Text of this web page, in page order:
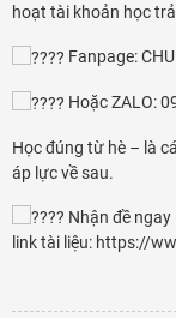
hoạt tài khoản học
Fanpage:
Hoặc ZALO:
Học đúng từ hè – là
áp lực về sau.
Nhận đề
link tài liệu: https://